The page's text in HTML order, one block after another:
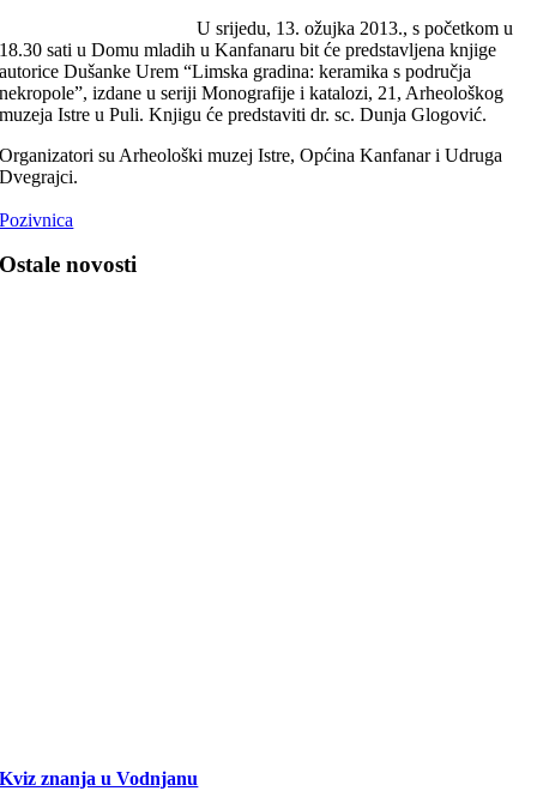
U srijedu, 13. ožujka 2013., s početkom u
18.30 sati u Domu mladih u Kanfanaru bit će predstavljena knjige
autorice Dušanke Urem “Limska gradina: keramika s područja
nekropole”, izdane u seriji Monografije i katalozi, 21, Arheološkog
muzeja Istre u Puli. Knjigu će predstaviti dr. sc. Dunja Glogović.
Organizatori su Arheološki muzej Istre, Općina Kanfanar i Udruga
Dvegrajci.
Pozivnica
Ostale novosti
Kviz znanja u Vodnjanu